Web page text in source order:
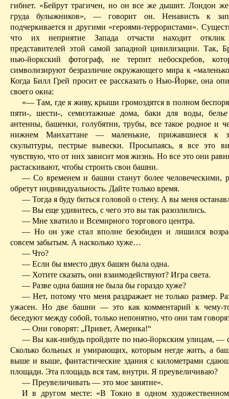
гибнет. «Бейрут трагичен, но он все же дышит. Лондон
груда булыжников», — говорит он. Ненависть к
подчеркивается и другими «героями-террористами».
что их неприятие Запада отчасти находит
представителей этой самой западной цивилизации.Так,
нью-йоркский фотограф, не терпит небоскребов,
символизируют безразличие окружающего мира к
Когда Билл Грей просит ее рассказать о Нью-Йорке, она
своего окна:
«— Там, где я живу, крыши громоздятся в полном
пяти-, шести-, семиэтажные дома, баки для воды, белье
антенны, башенки, голубятни, трубы, все такое родное и
нижнемМанхаттане — маленькие, прижавшиеся к
скульптуры, пестрые вывески. Просыпаясь, я все это
чувствую, что от них зависит моя жизнь. Но все это они
растаскивают, чтобы строить свои башни.
— Со временем и башни станут более человеческими,
обретут индивидуальность. Дайте только время.
— Тогда я буду биться головой о стену. А вы меня
— Вы еще удивитесь, с чего это вы так разозлились.
— Мне хватило и Всемирного торгового центра.
— Но он уже стал вполне безобиден и лишился
совсем забытым. А насколько хуже…
— Что?
— Если бы вместо двух башен была одна.
— Хотите сказать, они взаимодействуют? Игра света.
— Разве одна башня не была бы гораздо хуже?
— Нет, потому что меня раздражает не только размер.
ужасен. Но две башни — это как комментарий к чему-
беседуют между собой, только непонятно, что они там
— Они говорят: „Привет, Америка!“
— Вы как-нибудь пройдите по нью-йоркским улицам, —
Сколько больных и умирающих, которым негде жить, а
выше и выше, фантастические здания с километрами
площади. Эта площадь вся там, внутри. Я преувеличиваю?
— Преувеличивать — это мое занятие».
И в другом месте: «В Токио в одном